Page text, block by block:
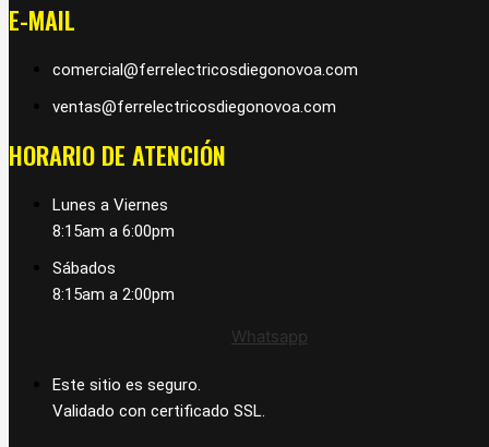
E-MAIL
comercial@ferrelectricosdiegonovoa.com
ventas@ferrelectricosdiegonovoa.com
HORARIO DE ATENCIÓN
Lunes a Viernes
8:15am a 6:00pm
Sábados
8:15am a 2:00pm
Whatsapp
Este sitio es seguro.
Validado con certificado SSL.